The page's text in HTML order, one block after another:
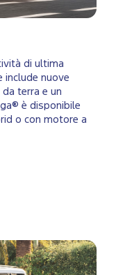
di ultima
include nuove
terra e un
è disponibile
o con motore a